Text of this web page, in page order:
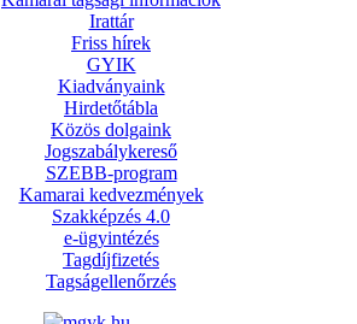
Irattár
Friss hírek
GYIK
Kiadványaink
Hirdetőtábla
Közös dolgaink
Jogszabálykereső
SZEBB-program
Kamarai kedvezmények
Szakképzés 4.0
e-ügyintézés
Tagdíjfizetés
Tagságellenőrzés